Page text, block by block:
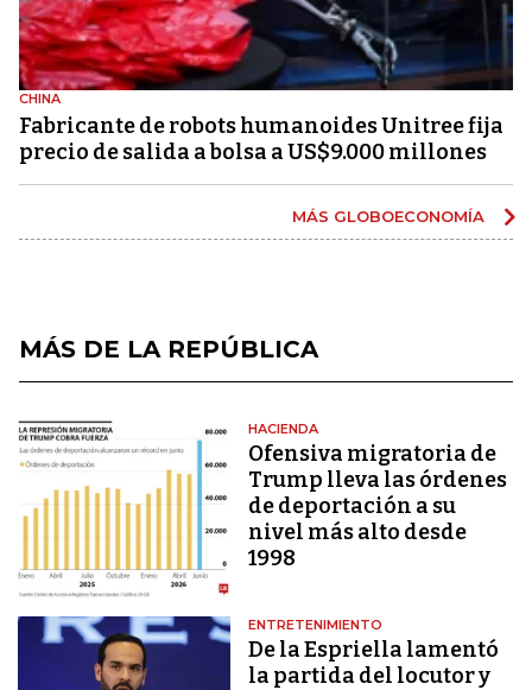
CHINA
Fabricante de robots humanoides Unitree fija
precio de salida a bolsa a US$9.000 millones
MÁS GLOBOECONOMÍA
MÁS DE LA REPÚBLICA
HACIENDA
Ofensiva migratoria de
Trump lleva las órdenes
de deportación a su
nivel más alto desde
1998
ENTRETENIMIENTO
De la Espriella lamentó
la partida del locutor y